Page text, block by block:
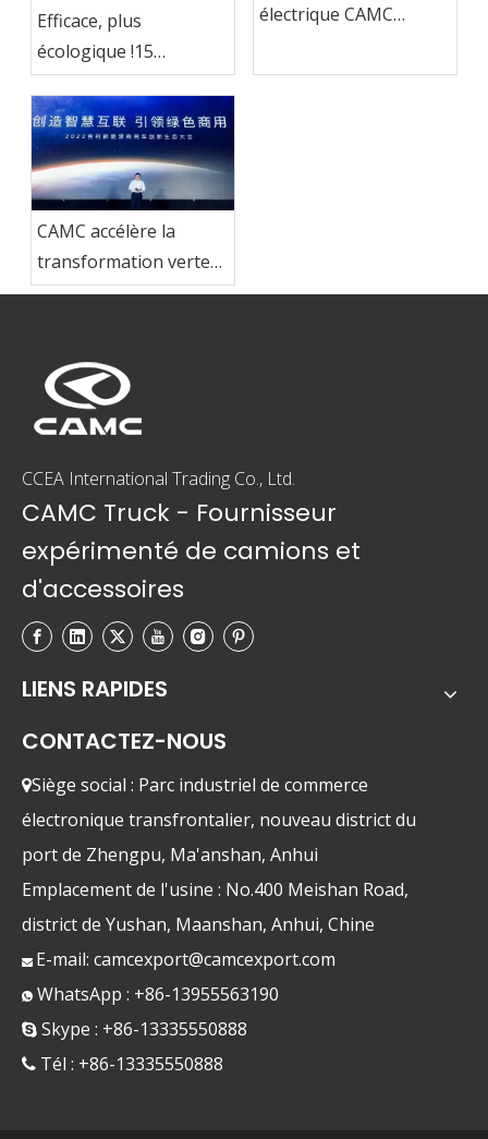
Efficace, plus
écologique !15
tracteurs CAMC LNG
ont été envoyés sur le
marché indonésien
électrique CAMC
CAMC accélère la
transformation verte
et stimule la
véhicules utilitaires à
énergie nouvelle
CCEA International Trading Co., Ltd.
CAMC Truck - Fournisseur
expérimenté de camions et
d'accessoires
LIENS RAPIDES
CONTACTEZ-NOUS
Siège social : Parc industriel de commerce
électronique transfrontalier, nouveau district du
port de Zhengpu, Ma'anshan, Anhui
Emplacement de l'usine : No.400 Meishan Road,
district de Yushan, Maanshan, Anhui, Chine
 E-mail: camcexport@camcexport.com
 WhatsApp : +86-13955563190
 Skype : +86-13335550888
 Tél : +86-13335550888